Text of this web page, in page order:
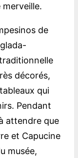
de
décorés,
qui
Pendant
attendre que
et Capucine
musée,